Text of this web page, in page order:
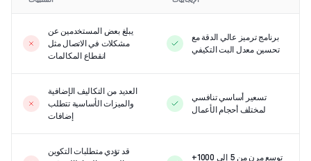
برنامج ترميز عالي الدقة مع
تحسين معدل البت التكيفي
يبلغ بعض المستخدمين عن
مشكلات في الاتصال مثل
انقطاع المكالمات
تسعير أساسي تنافسي
لمختلف أحجام الأعمال
العديد من التكاليف الإضافية
والميزات الأساسية تتطلب
إضافات
توسع مرن من 5 إلى 1000+
قد تؤدي متطلبات التكوين